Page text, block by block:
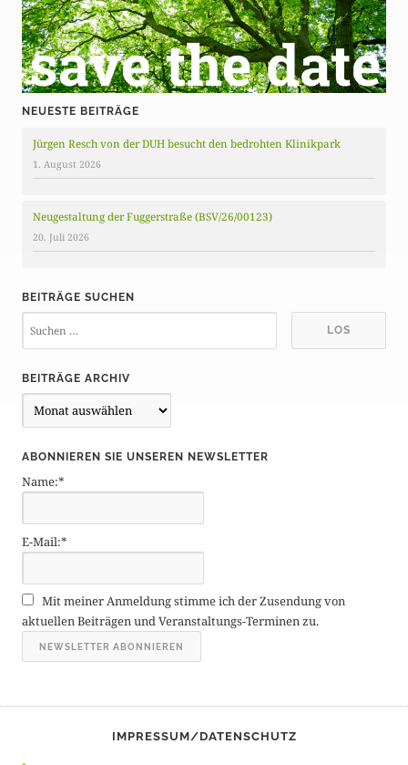
NEUESTE BEITRÄGE
Jürgen Resch von der DUH besucht den bedrohten Klinikpark
1. August 2026
Neugestaltung der Fuggerstraße (BSV/26/00123)
20. Juli 2026
BEITRÄGE SUCHEN
BEITRÄGE ARCHIV
e
t
r
g
e
r
c
h
v
ABONNIEREN SIE UNSEREN NEWSLETTER
Name:*
E-Mail:*
Mit meiner Anmeldung stimme ich der Zusendung von
aktuellen Beiträgen und Veranstaltungs-Terminen zu.
IMPRESSUM/DATENSCHUTZ